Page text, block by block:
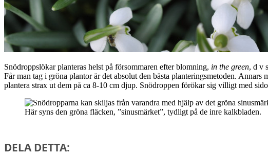
Snödroppslökar planteras helst på försommaren efter blomning, in the green, d v
Får man tag i gröna plantor är det absolut den bästa planteringsmetoden.
plantera strax ut dem på ca 8-10 cm djup. Snödroppen förökar sig villigt med
Här syns den gröna fläcken, ”sinusmärket”, tydligt på de inre kalkbladen.
DELA DETTA: